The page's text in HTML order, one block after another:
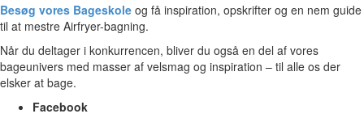
Besøg vores Bageskole og få inspiration, opskrifter og en nem guide
til at mestre Airfryer-bagning.
Når du deltager i konkurrencen, bliver du også en del af vores
bageunivers med masser af velsmag og inspiration – til alle os der
elsker at bage.
Facebook